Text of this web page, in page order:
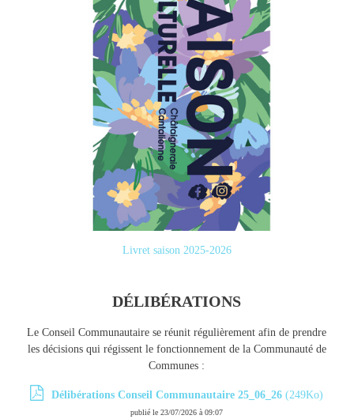
Livret saison 2025-2026
DÉLIBÉRATIONS
Le Conseil Communautaire se réunit régulièrement afin de prendre
les décisions qui régissent le fonctionnement de la Communauté de
Communes :
Délibérations Conseil Communautaire 25_06_26 (249Ko)
publié le 23/07/2026 à 09:07